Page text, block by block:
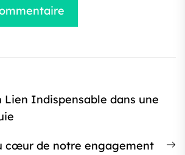
Lien Indispensable dans une
cœur de notre engagement